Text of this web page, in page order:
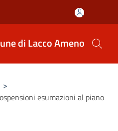
di Lacco Ameno
>
esumazioni al piano